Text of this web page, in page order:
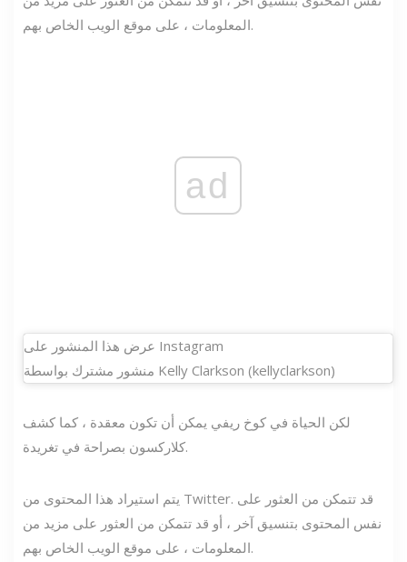
المعلومات ، على موقع الويب الخاص بهم.
ad
عرض هذا المنشور على Instagram
منشور مشترك بواسطة Kelly Clarkson (kellyclarkson)
لكن الحياة في كوخ ريفي يمكن أن تكون معقدة ، كما كشف
كلاركسون بصراحة في تغريدة.
يتم استيراد هذا المحتوى من Twitter. قد تتمكن من العثور على
نفس المحتوى بتنسيق آخر ، أو قد تتمكن من العثور على مزيد من
المعلومات ، على موقع الويب الخاص بهم.